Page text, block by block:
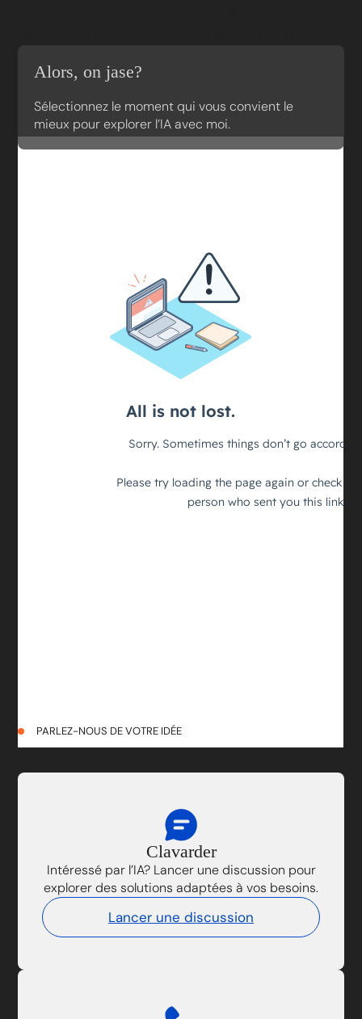
Alors, on jase?
Sélectionnez le moment qui vous convient le
mieux pour explorer l’IA avec moi.
PARLEZ-NOUS DE VOTRE IDÉE
Clavarder
Intéressé par l’IA? Lancer une discussion pour
explorer des solutions adaptées à vos besoins.
Lancer une discussion